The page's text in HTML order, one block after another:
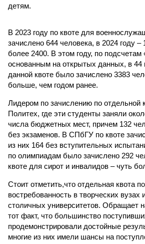
детям.
В 2023 году по квоте для
зачислено 644 человека, в 2024 году –
более 2400. В этом году, по подсчетам
основанным на открытых данных, в 44
данной квоте было зачислено 3383
больше, чем годом ранее.
Лидером по зачислению по отдельной
Политех, где эти студенты заняли
числа бюджетных мест, причем 132
без экзаменов. В СПбГУ по квоте
из них 164 без вступительных
по олимпиадам было зачислено 292
квоте для сирот и инвалидов – чуть
Стоит отметить,что отдельная квота
востребованность в творческих вузах
столичных университетов. Обращает
тот факт, что большинство
продемонстрировали достойные
многие из них имели шансы на